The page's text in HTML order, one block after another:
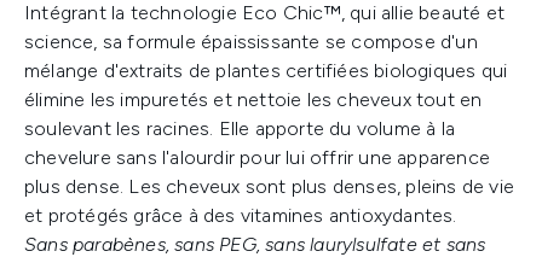
Intégrant la technologie Eco Chic™, qui allie beauté et
science, sa formule épaississante se compose d'un
mélange d'extraits de plantes certifiées biologiques qui
élimine les impuretés et nettoie les cheveux tout en
soulevant les racines. Elle apporte du volume à la
chevelure sans l'alourdir pour lui offrir une apparence
plus dense. Les cheveux sont plus denses, pleins de vie
et protégés grâce à des vitamines antioxydantes.
Sans parabènes, sans PEG, sans laurylsulfate et sans